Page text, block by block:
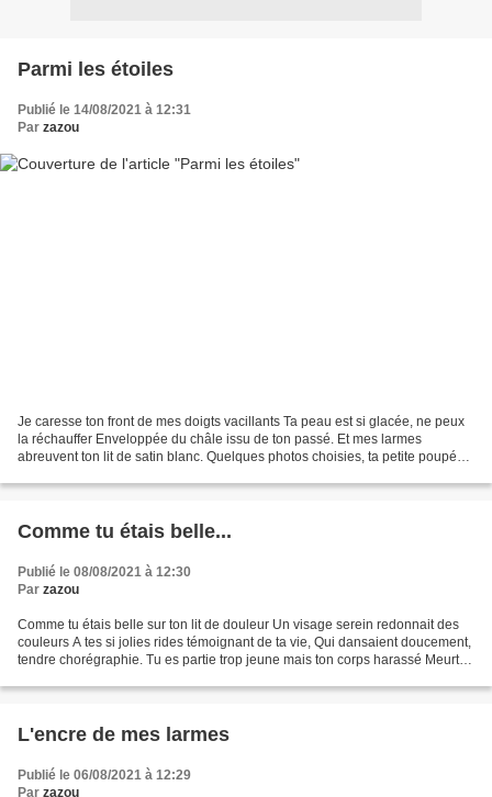
Parmi les étoiles
Publié le 14/08/2021 à 12:31
Par zazou
Je caresse ton front de mes doigts vacillants Ta peau est si glacée, ne peux
la réchauffer Enveloppée du châle issu de ton passé. Et mes larmes
abreuvent ton lit de satin blanc. Quelques photos choisies, ta petite poupée,
Comme tu étais belle...
Publié le 08/08/2021 à 12:30
Par zazou
Comme tu étais belle sur ton lit de douleur Un visage serein redonnait des
couleurs A tes si jolies rides témoignant de ta vie, Qui dansaient doucement,
tendre chorégraphie. Tu es partie trop jeune mais ton corps harassé Meurtri
L'encre de mes larmes
Publié le 06/08/2021 à 12:29
Par zazou